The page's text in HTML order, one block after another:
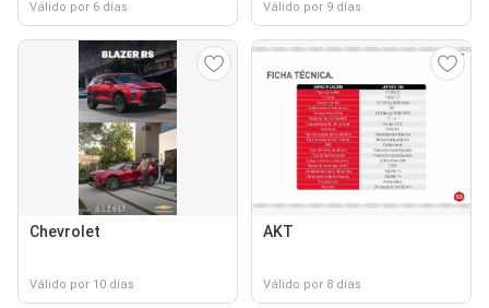
Válido por 6 días Válido por 9 días
Chevrolet
Válido por 10 días
AKT
Válido por 8 días